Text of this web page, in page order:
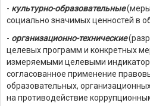
- культурно-образовательные
социально значимых ценностей в
- организационно-технические
целевых программ и конкретных
измеряемыми целевыми
согласованное применение
образовательных,
на противодействие